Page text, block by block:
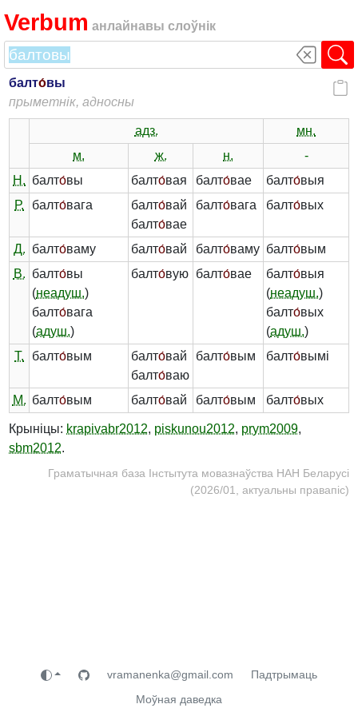
Verbum анлайнавы слоўнік
балто́вы
прыметнік, адносны
адз.
мн.
м.
ж. н.
-
Н. балто́вы балто́вая балто́вае балто́выя
Р.
балто́вага балто́вай
балто́вае
балто́вага балто́вых
Д. балто́ваму балто́вай балто́ваму балто́вым
В. балто́вы
(неадуш.)
балто́вага
(адуш.)
балто́вую балто́вае балто́выя
(неадуш.)
балто́вых
(адуш.)
Т.
балто́вым балто́вай
балто́ваю
балто́вым балто́вымі
М. балто́вым балто́вай балто́вым балто́вых
Крыніцы: krapivabr2012, piskunou2012, prym2009,
sbm2012.
Граматычная база Інстытута мовазнаўства НАН Беларусі
(2026/01, актуальны правапіс)
vramanenka@gmail.com
Падтрымаць
Моўная даведка